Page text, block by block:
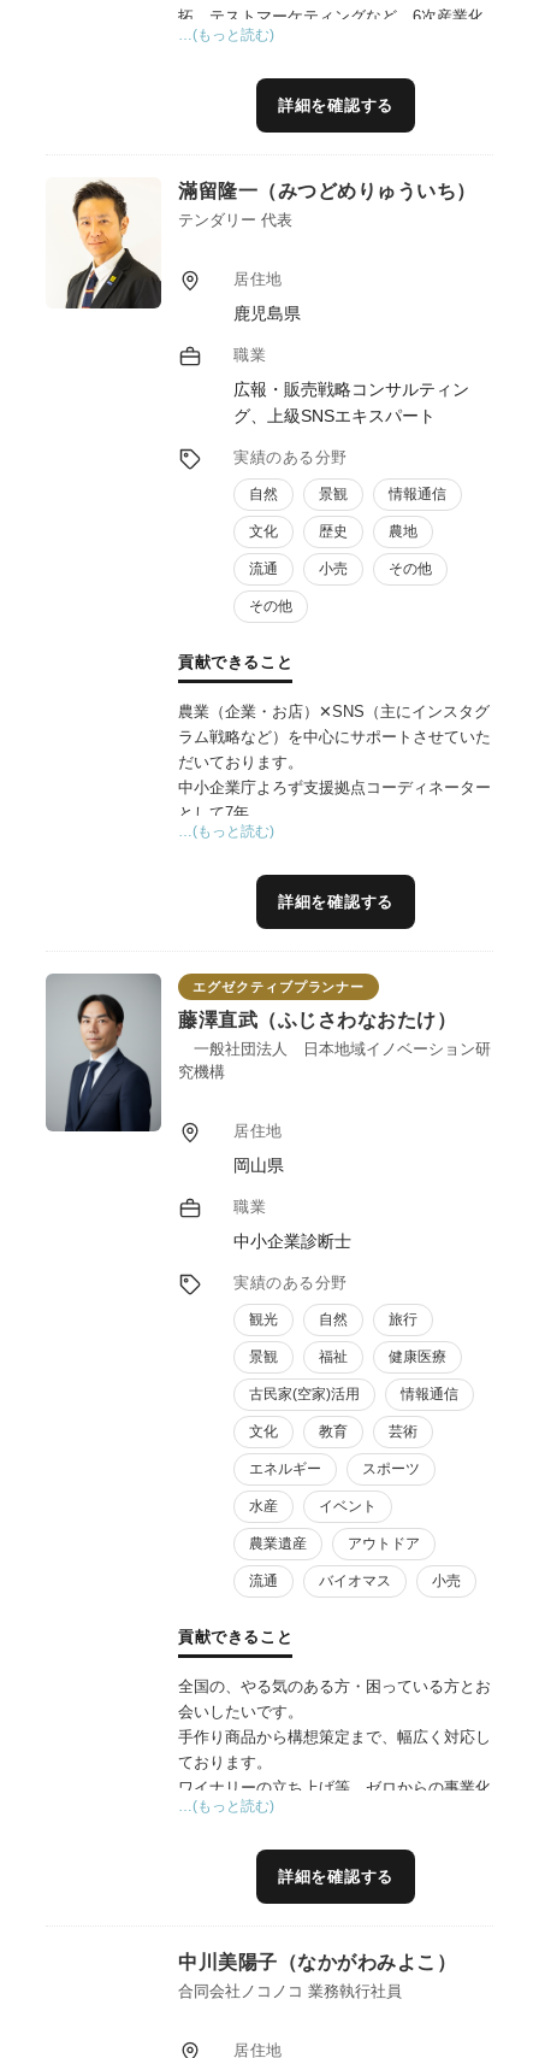
拓、テストマーケティングなど、6次産業化
に関する実践的な支援に加え、地域資源を活
開発、インバウンド対応、グリーンツーリズ
ム推進にも取り組んでいます。
者など多様な主体をつなぎながら、その地域
ならではの魅力やストーリーを活かした価値
発だけでなく、商品・体験・関係人口を結び
付け、持続可能な地域づくりにつながる事業
展開を伴走支援します。
…(もっと読む)
詳細を確認する
滿留隆一（みつどめりゅういち）
テンダリー 代表
居住地
鹿児島県
職業
広報・販売戦略コンサルティン
グ、上級SNSエキスパート
実績のある分野
自然 景観 情報通信
文化 歴史 農地
流通 小売 その他
その他
貢献できること
農業（企業・お店）✕SNS（主にインスタグ
ラム戦略など）を中心にサポートさせていた
だいております。
中小企業庁よろず支援拠点コーディネーター
として7年。
県の6次産業化プランナーとして6年の経験を
SNS（主にインスタグラム戦略など）を軸に
広報・販売戦略、販路拡大、商品開発といっ
大切なスキルは一通りあります。
プレスリリース、クラウドファンディング、
飲食店経験有りなどの支援実績も多数、県内
外でセミナーや学会などでも登壇していま
かを見極め、レベルに合った売り上げを上げ
る支援をさせていただきます。
…(もっと読む)
詳細を確認する
エグゼクティブプランナー
藤澤直武（ふじさわなおたけ）
一般社団法人 日本地域イノベーション研
究機構
居住地
岡山県
職業
中小企業診断士
実績のある分野
観光 自然 旅行
景観 福祉 健康医療
古民家(空家)活用 情報通信
文化 教育 芸術
エネルギー スポーツ
水産 イベント
農業遺産 アウトドア
流通 バイオマス 小売
貢献できること
全国の、やる気のある方・困っている方とお
会いしたいです。
手作り商品から構想策定まで、幅広く対応し
ております。
ワイナリーの立ち上げ等、ゼロからの事業化
経験がありますので、地域資源の活用・連携
地域の想い、民間の利益、行政の使命——地
域の三者の異なる立場を丁寧に汲み取り、自
しています。
また、「６次産業化」と「６次商品化」は異
題を解決することはできません。地域づくり
…(もっと読む)
詳細を確認する
中川美陽子（なかがわみよこ）
合同会社ノコノコ 業務執行社員
居住地